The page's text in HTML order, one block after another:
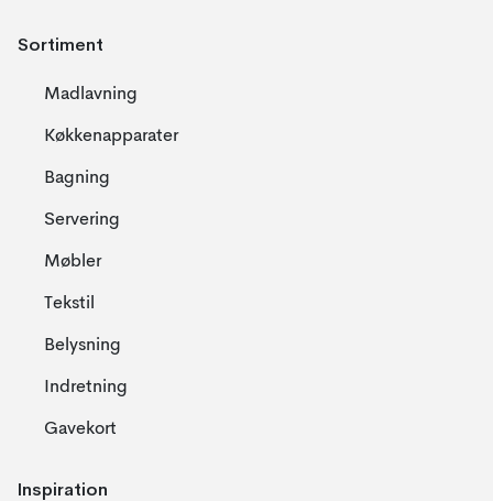
Sortiment
Madlavning
Køkkenapparater
Bagning
Servering
Møbler
Tekstil
Belysning
Indretning
Gavekort
Inspiration